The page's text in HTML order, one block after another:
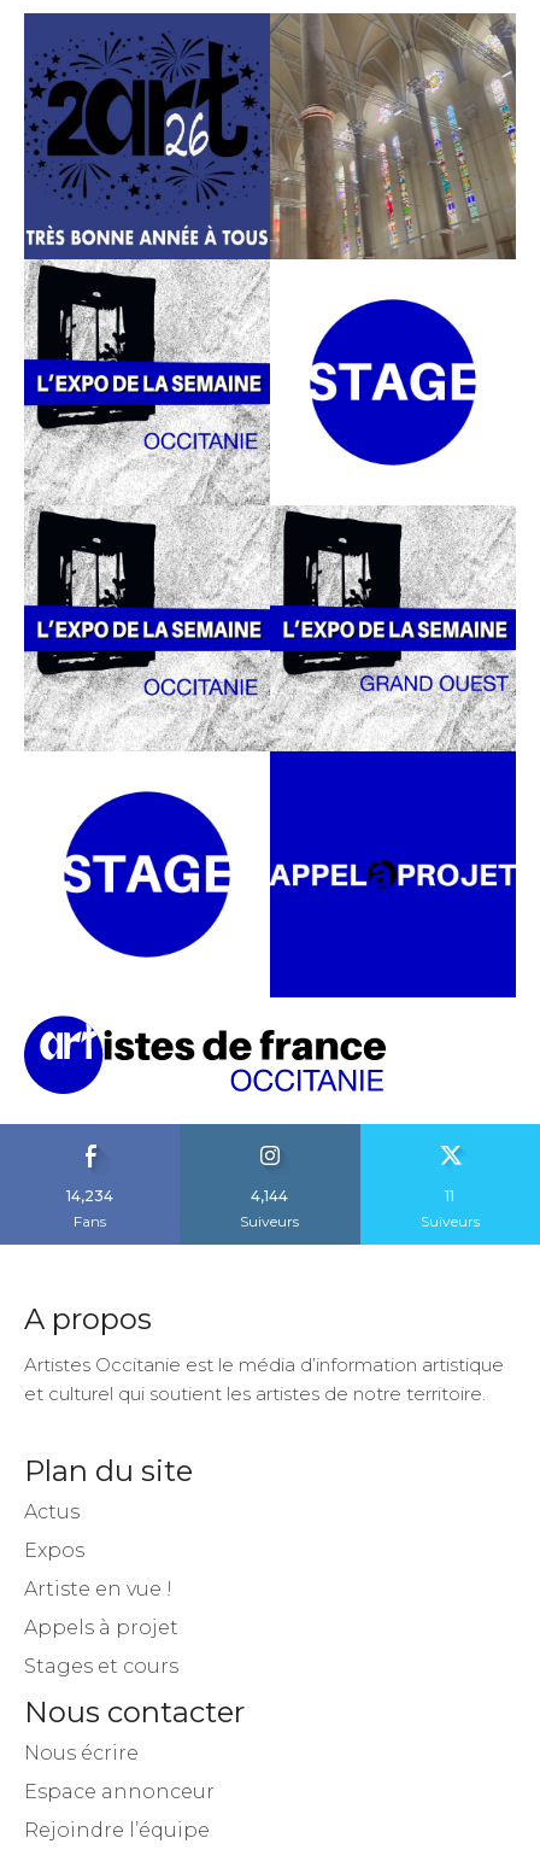
14,234
Fans
4,144
Suiveurs
11
Suiveurs
A propos
Artistes Occitanie est le média d’information artistique
et culturel qui soutient les artistes de notre territoire.
Plan du site
Actus
Expos
Artiste en vue !
Appels à projet
Stages et cours
Nous contacter
Nous écrire
Espace annonceur
Rejoindre l’équipe